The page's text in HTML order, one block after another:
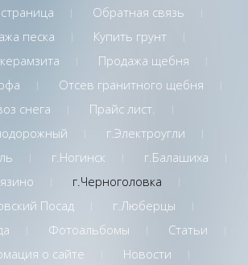
Обратная связь
песка
Купить грунт
Продажа щебня
Отсев гранитного щебня
снега
Прайс лист.
г.Электроугли
г.Ногинск
г.Балашиха
г.Черноголовка
Посад
г.Люберцы
Фотоальбомы
Статьи
о сайте
Новости